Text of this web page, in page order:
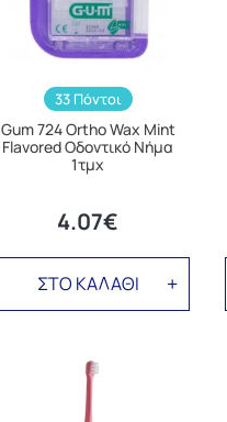
33 Πόντοι
Gum 724 Ortho Wax Mint
Flavored Οδοντικό Νήμα
1τμχ
4.07€
ΣΤΟ ΚΑΛΑΘΙ